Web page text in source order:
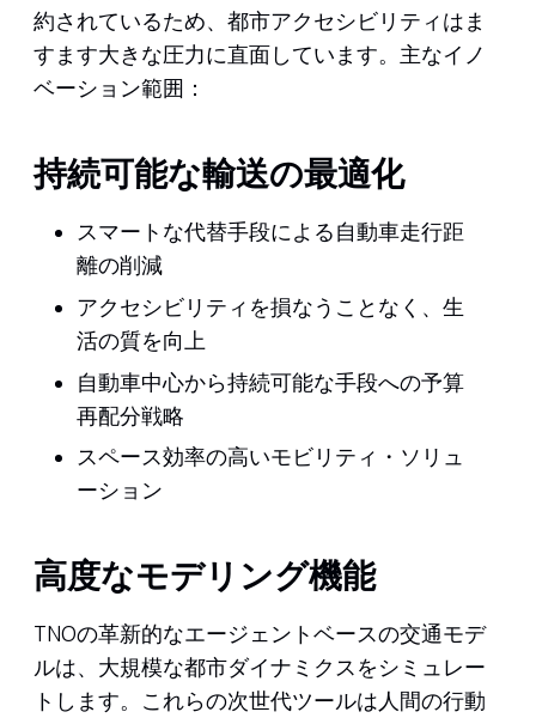
約されているため、都市アクセシビリティはま
すます大きな圧力に直面しています。主なイノ
ベーション範囲：
持続可能な輸送の最適化
スマートな代替手段による自動車走行距
離の削減
アクセシビリティを損なうことなく、生
活の質を向上
自動車中心から持続可能な手段への予算
再配分戦略
スペース効率の高いモビリティ・ソリュ
ーション
高度なモデリング機能
TNOの革新的なエージェントベースの交通モデ
ルは、大規模な都市ダイナミクスをシミュレー
トします。これらの次世代ツールは人間の行動